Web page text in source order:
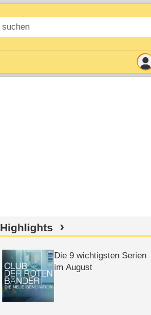
Highlights
Die 9 wichtigsten Serien
im August